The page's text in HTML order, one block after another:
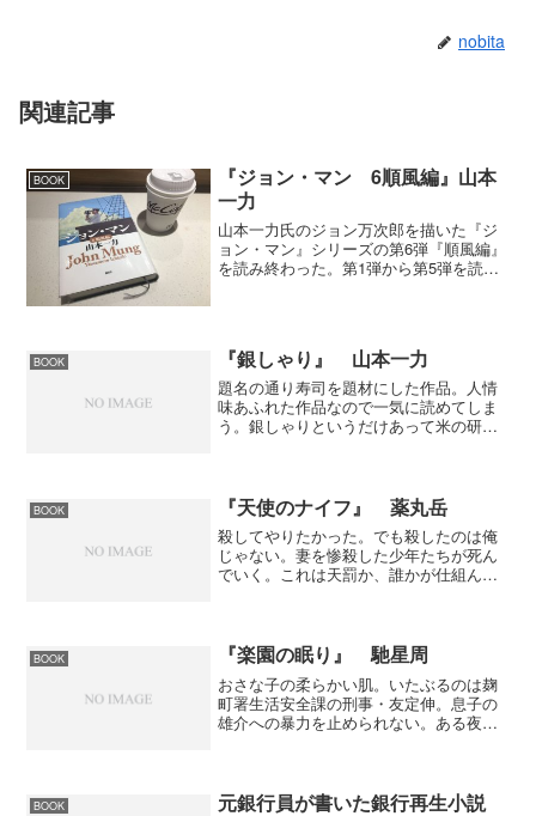
nobita
関連記事
BOOK
『ジョン・マン 6順風編』山本
一力
山本一力氏のジョン万次郎を描いた『ジ
ョン・マン』シリーズの第6弾『順風編』
を読み終わった。第1弾から第5弾を読ん
持ちの澄んだ少年で...
BOOK 『銀しゃり』 山本一力
題名の通り寿司を題材にした作品。人情
味あふれた作品なので一気に読めてしま
う。銀しゃりというだけあって米の研ぐ
っては読みやすくていいか...
BOOK 『天使のナイフ』 薬丸岳
殺してやりたかった。でも殺したのは俺
じゃない。妻を惨殺した少年たちが死ん
でいく。これは天罰か、誰かが仕組んだ
した作品だが新人とは...
BOOK 『楽園の眠り』 馳星周
おさな子の柔らかい肌。いたぶるのは麹
町署生活安全課の刑事・友定伸。息子の
雄介への暴力を止められない。ある夜、
た妙子は雄介を紫音と名づ...
BOOK 元銀行員が書いた銀行再生小説